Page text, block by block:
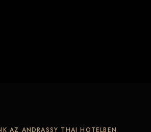
AZ ANDRASSY THAI HOTELBEN